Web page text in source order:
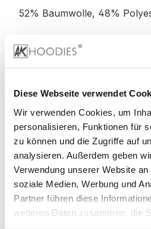
Diese Webseite verwendet
Wir verwenden Cookies, um
personalisieren, Funktionen für
zu können und die Zugriffe auf
analysieren. Außerdem geben
Verwendung unserer Website
soziale Medien, Werbung und
Partner führen diese
weiteren Daten zusammen, die
52% Baumwolle, 48%
52% Baumwolle, 48%
Heather)
Stoffgewicht : 280 g/m²
Zertifizierungen:
PETA-Vegan, WRAP, faire
REACH, Sedex